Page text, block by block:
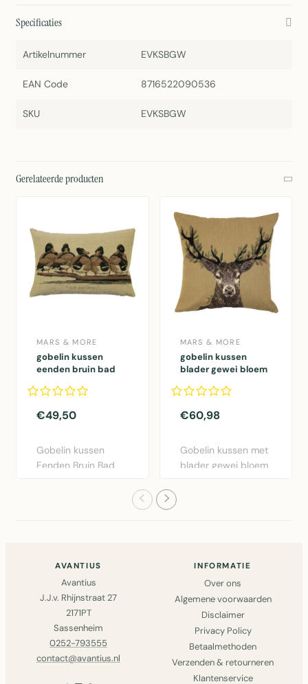
Specificaties
Artikelnummer EVKSBGW
EAN Code 8716522090536
SKU EVKSBGW
Gerelateerde producten
MARS & MORE
gobelin kussen
eenden bruin bad
€49,50
Gobelin kussen
Eenden Bruin Bad
MARS & MORE
gobelin kussen
blader gewei bloem
€60,98
Gobelin kussen met
blader gewei bloem
AVANTIUS
Avantius
J.J.v. Rhijnstraat 27
2171PT
Sassenheim
0252-793555
contact@avantius.nl
INFORMATIE
Over ons
Algemene voorwaarden
Disclaimer
Privacy Policy
Betaalmethoden
Verzenden & retourneren
Klantenservice